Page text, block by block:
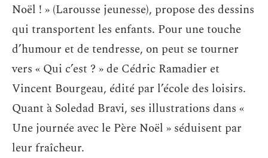
Noël ! » (Larousse jeunesse), propose des dessins
qui transportent les enfants. Pour une touche
d’humour et de tendresse, on peut se tourner
vers « Qui c’est ? » de Cédric Ramadier et
Vincent Bourgeau, édité par l’école des loisirs.
Quant à Soledad Bravi, ses illustrations dans «
Une journée avec le Père Noël » séduisent par
leur fraîcheur.